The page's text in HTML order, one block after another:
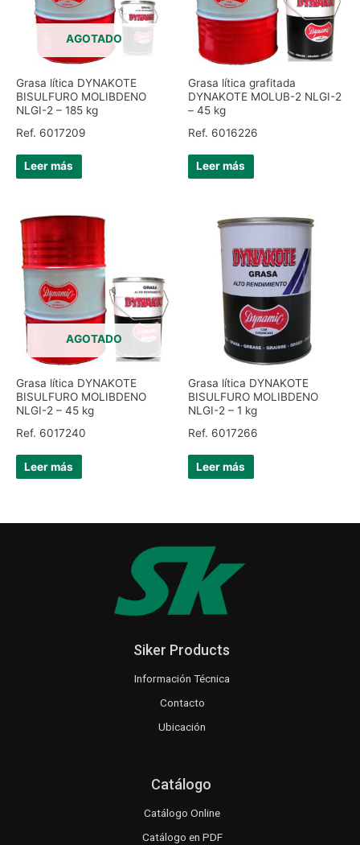
AGOTADO
Grasa lítica DYNAKOTE
BISULFURO MOLIBDENO
NLGI-2 – 185 kg
Ref. 6017209
Leer más
Grasa lítica grafitada
DYNAKOTE MOLUB-2 NLGI-2
– 45 kg
Ref. 6016226
Leer más
AGOTADO
Grasa lítica DYNAKOTE
BISULFURO MOLIBDENO
NLGI-2 – 45 kg
Ref. 6017240
Leer más
Grasa lítica DYNAKOTE
BISULFURO MOLIBDENO
NLGI-2 – 1 kg
Ref. 6017266
Leer más
Siker Products
Información Técnica
Contacto
Ubicación
Catálogo
Catálogo Online
Catálogo en PDF